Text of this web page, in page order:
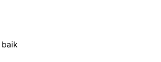
baik